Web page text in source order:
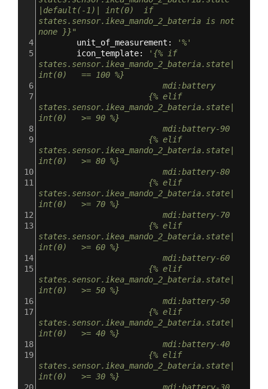
|default(-1)| int(0)  if
states.sensor.ikea_mando_2_bateria is not
none }}"
4
unit_of_measurement:
'%'
5
icon_template:
'{% if
states.sensor.ikea_mando_2_bateria.state|
int(0)   == 100 %}
6
mdi:battery
7
{% elif
states.sensor.ikea_mando_2_bateria.state|
int(0)   >= 90 %}
8
mdi:battery-90
9
{% elif
states.sensor.ikea_mando_2_bateria.state|
int(0)   >= 80 %}
10
mdi:battery-80
11
{% elif
states.sensor.ikea_mando_2_bateria.state|
int(0)   >= 70 %}
12
mdi:battery-70
13
{% elif
states.sensor.ikea_mando_2_bateria.state|
int(0)   >= 60 %}
14
mdi:battery-60
15
{% elif
states.sensor.ikea_mando_2_bateria.state|
int(0)   >= 50 %}
16
mdi:battery-50
17
{% elif
states.sensor.ikea_mando_2_bateria.state|
int(0)   >= 40 %}
18
mdi:battery-40
19
{% elif
states.sensor.ikea_mando_2_bateria.state|
int(0)   >= 30 %}